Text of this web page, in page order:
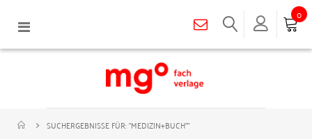
Navigation
0
SUCHERGEBNISSE FÜR: "MEDIZIN+BUCH""